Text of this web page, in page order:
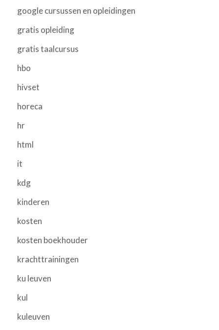
google cursussen en opleidingen
gratis opleiding
gratis taalcursus
hbo
hivset
horeca
hr
html
it
kdg
kinderen
kosten
kosten boekhouder
krachttrainingen
ku leuven
kul
kuleuven